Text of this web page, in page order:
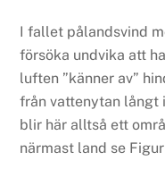
I fallet pålandsvind
försöka undvika att
luften ”känner av”
från vattenytan långt
blir här alltså ett
närmast land se